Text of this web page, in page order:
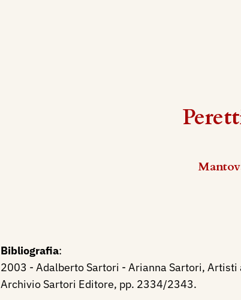
Bibliografia:
2003 - Adalberto Sartori - Arianna Sartori, Artisti
Archivio Sartori Editore, pp. 2334/2343.